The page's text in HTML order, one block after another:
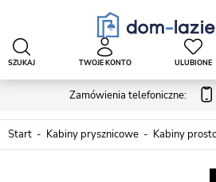
Zamówienia telefoniczne:
SZUKAJ TWOJE KONTO ULUBIONE
Start Kabiny prysznicowe Kabiny